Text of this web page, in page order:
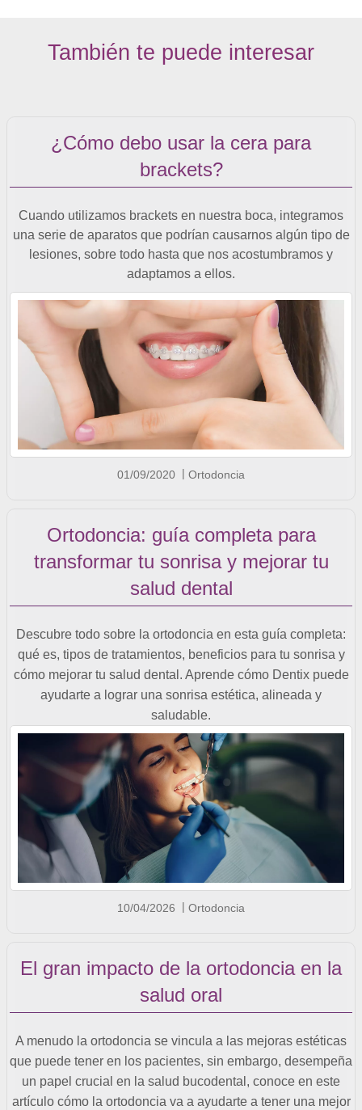
También te puede interesar
¿Cómo debo usar la cera para
brackets?
Cuando utilizamos brackets en nuestra boca, integramos
una serie de aparatos que podrían causarnos algún tipo de
lesiones, sobre todo hasta que nos acostumbramos y
adaptamos a ellos.
01/09/2020 Ortodoncia
Ortodoncia: guía completa para
transformar tu sonrisa y mejorar tu
salud dental
Descubre todo sobre la ortodoncia en esta guía completa:
qué es, tipos de tratamientos, beneficios para tu sonrisa y
cómo mejorar tu salud dental. Aprende cómo Dentix puede
ayudarte a lograr una sonrisa estética, alineada y
saludable.
10/04/2026 Ortodoncia
El gran impacto de la ortodoncia en la
salud oral
A menudo la ortodoncia se vincula a las mejoras estéticas
que puede tener en los pacientes, sin embargo, desempeña
un papel crucial en la salud bucodental, conoce en este
artículo cómo la ortodoncia va a ayudarte a tener una mejor